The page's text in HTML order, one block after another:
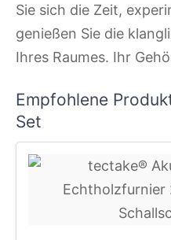
Sie sich die Zeit,
genießen Sie die
Ihres Raumes. Ihr
Empfohlene
Set